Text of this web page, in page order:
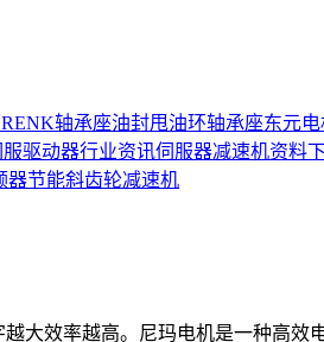
RENK轴承座油封甩油环轴承座东元
驱动器行业资讯伺服器减速机资料
器节能斜齿轮减速机
大效率越高。尼玛电机是一种高